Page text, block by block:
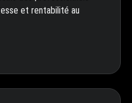
et rentabilité au